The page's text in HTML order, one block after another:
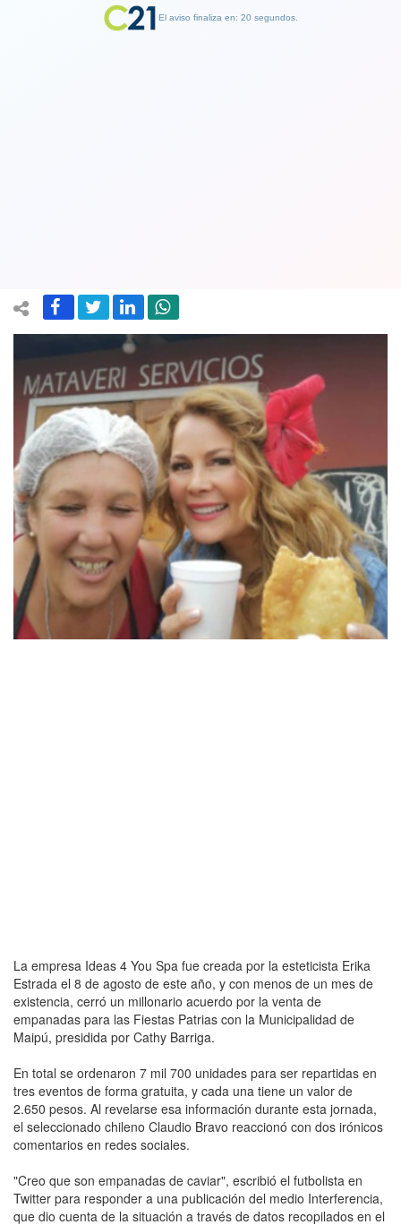
La empresa Ideas 4 You Spa fue creada por la esteticista Erika
Estrada el 8 de agosto de este año, y con menos de un mes de
existencia, cerró un millonario acuerdo por la venta de
empanadas para las Fiestas Patrias con la Municipalidad de
Maipú, presidida por Cathy Barriga.
En total se ordenaron 7 mil 700 unidades para ser repartidas en
tres eventos de forma gratuita, y cada una tiene un valor de
2.650 pesos. Al revelarse esa información durante esta jornada,
el seleccionado chileno Claudio Bravo reaccionó con dos irónicos
comentarios en redes sociales.
"Creo que son empanadas de caviar", escribió el futbolista en
Twitter para responder a una publicación del medio Interferencia,
que dio cuenta de la situación a través de datos recopilados en el
El aviso finaliza en: 19 segundos.